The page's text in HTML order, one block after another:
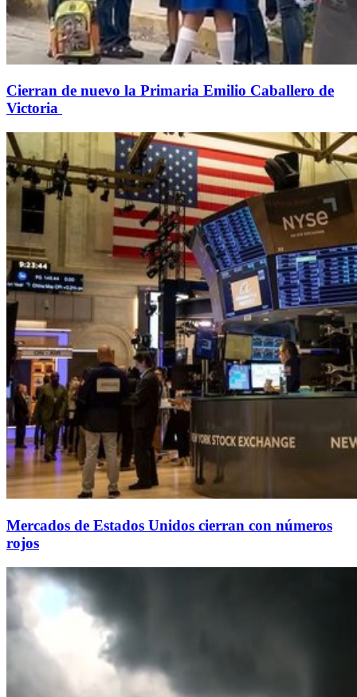
Cierran de nuevo la Primaria Emilio Caballero de
Victoria
Mercados de Estados Unidos cierran con números
rojos